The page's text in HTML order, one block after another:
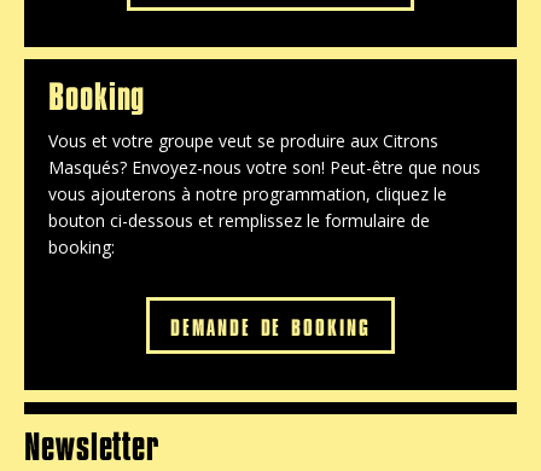
Booking
Vous et votre groupe veut se produire aux Citrons
Masqués? Envoyez-nous votre son! Peut-être que nous
vous ajouterons à notre programmation, cliquez le
bouton ci-dessous et remplissez le formulaire de
booking:
DEMANDE DE BOOKING
Newsletter